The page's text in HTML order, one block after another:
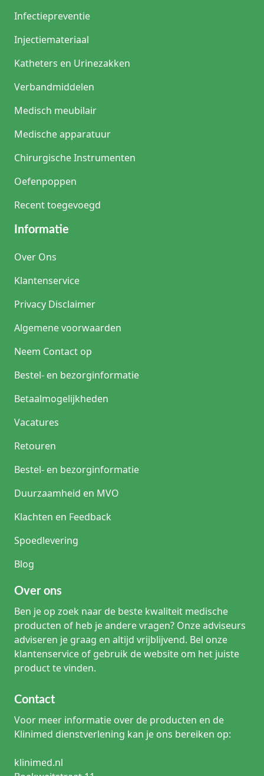
Infectiepreventie
Injectiemateriaal
Katheters en Urinezakken
Verbandmiddelen
Medisch meubilair
Medische apparatuur
Chirurgische Instrumenten
Oefenpoppen
Recent toegevoegd
Informatie
Over Ons
Klantenservice
Privacy Disclaimer
Algemene voorwaarden
Neem Contact op
Bestel- en bezorginformatie
Betaalmogelijkheden
Vacatures
Retouren
Bestel- en bezorginformatie
Duurzaamheid en MVO
Klachten en Feedback
Spoedlevering
Blog
Over ons
Ben je op zoek naar de beste kwaliteit medische
producten of heb je andere vragen? Onze adviseurs
adviseren je graag en altijd vrijblijvend. Bel onze
klantenservice of gebruik de website om het juiste
product te vinden.
Contact
Voor meer informatie over de producten en de
Klinimed dienstverlening kan je ons bereiken op:
klinimed.nl